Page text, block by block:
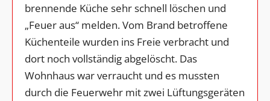
brennende Küche sehr schnell löschen und
„Feuer aus“ melden. Vom Brand betroffene
Küchenteile wurden ins Freie verbracht und
dort noch vollständig abgelöscht. Das
Wohnhaus war verraucht und es mussten
durch die Feuerwehr mit zwei Lüftungsgeräten